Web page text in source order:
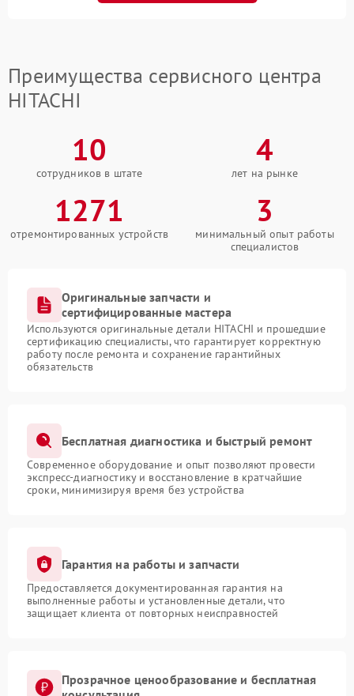
Преимущества сервисного центра
HITACHI
10
сотрудников в штате
4
лет на рынке
1271
отремонтированных устройств
3
минимальный опыт работы
специалистов
Оригинальные запчасти и
сертифицированные мастера
Используются оригинальные детали HITACHI и прошедшие
сертификацию специалисты, что гарантирует корректную
работу после ремонта и сохранение гарантийных
обязательств
Бесплатная диагностика и быстрый ремонт
Современное оборудование и опыт позволяют провести
экспресс-диагностику и восстановление в кратчайшие
сроки, минимизируя время без устройства
Гарантия на работы и запчасти
Предоставляется документированная гарантия на
выполненные работы и установленные детали, что
защищает клиента от повторных неисправностей
Прозрачное ценообразование и бесплатная